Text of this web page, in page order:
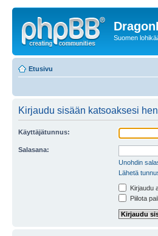
Suomen
Etusivu
Kirjaudu sisään katsoaksesi
Käyttäjätunnus:
Salasana:
Unohdin
Lähetä
Kirjaudu
Piilota